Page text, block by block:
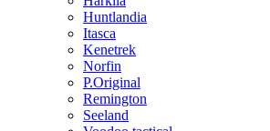
Huntlandia
Itasca
Kenetrek
Norfin
P.Original
Remington
Seeland